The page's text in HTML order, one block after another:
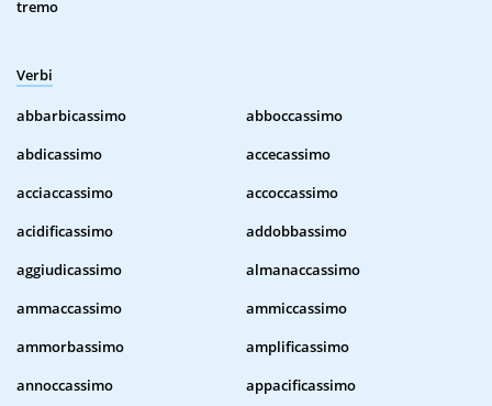
tremo
Verbi
abbarbicassimo
abboccassimo
abdicassimo
accecassimo
acciaccassimo
accoccassimo
acidificassimo
addobbassimo
aggiudicassimo
almanaccassimo
ammaccassimo
ammiccassimo
ammorbassimo
amplificassimo
annoccassimo
appacificassimo